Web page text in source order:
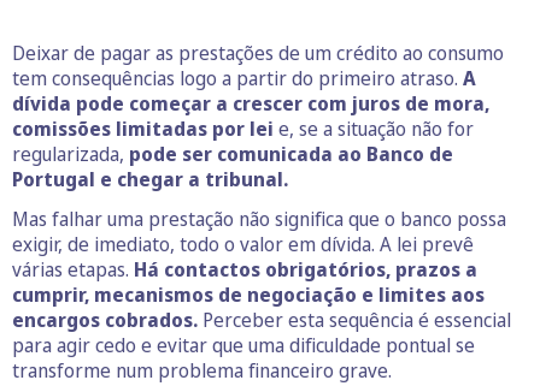
Deixar de pagar as prestações de um crédito ao consumo
tem consequências logo a partir do primeiro atraso. A
dívida pode começar a crescer com juros de mora,
comissões limitadas por lei e, se a situação não for
regularizada, pode ser comunicada ao Banco de
Portugal e chegar a tribunal.
Mas falhar uma prestação não significa que o banco possa
exigir, de imediato, todo o valor em dívida. A lei prevê
várias etapas. Há contactos obrigatórios, prazos a
cumprir, mecanismos de negociação e limites aos
encargos cobrados. Perceber esta sequência é essencial
para agir cedo e evitar que uma dificuldade pontual se
transforme num problema financeiro grave.